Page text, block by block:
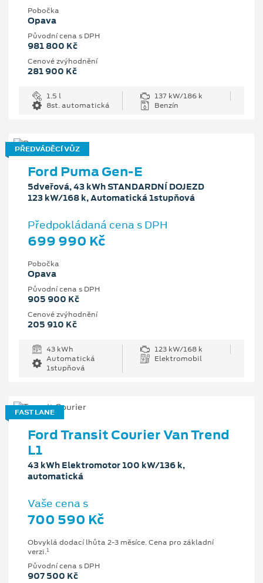
Pobočka
Opava
Původní cena s DPH
981 800 Kč
Cenové zvýhodnění
281 900 Kč
1.5 l
137 kW/186 k
8st. automatická
Benzín
PŘEDVÁDĚCÍ VŮZ
Ford Puma Gen-E
5dveřová, 43 kWh STANDARDNÍ DOJEZD
123 kW/168 k, Automatická 1stupňová
Předpokládaná cena s DPH
699 990 Kč
Pobočka
Opava
Původní cena s DPH
905 900 Kč
Cenové zvýhodnění
205 910 Kč
43 kWh
123 kW/168 k
Automatická
1stupňová
Elektromobil
FAST LANE
Ford Transit Courier Van Trend
L1
43 kWh Elektromotor 100 kW/136 k,
automatická
Vaše cena s
700 590 Kč
Obvyklá dodací lhůta 2-3 měsíce. Cena pro základní
verzi.1
Původní cena s DPH
907 500 Kč